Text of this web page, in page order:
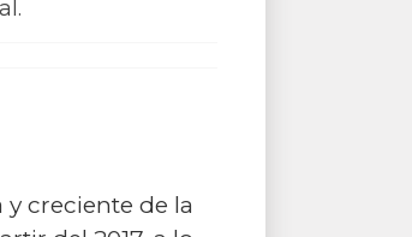
creciente de la